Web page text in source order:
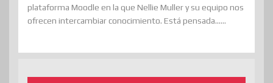
plataforma Moodle en la que Nellie Muller y su equipo nos
ofrecen intercambiar conocimiento. Está pensada......